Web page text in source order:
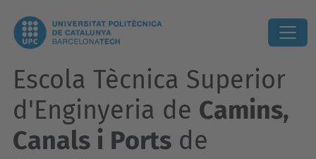
Escola Tècnica Superior
d'Enginyeria de Camins,
Canals i Ports de